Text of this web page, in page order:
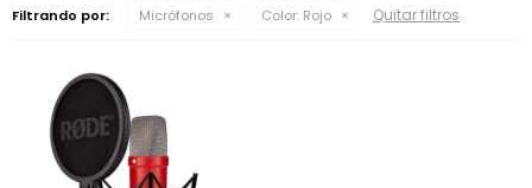
Filtrando por: Micrófonos Color: Rojo Quitar filtros